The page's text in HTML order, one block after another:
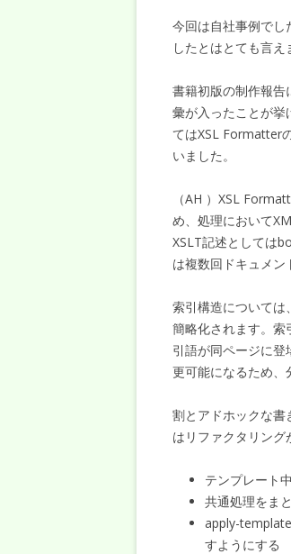
今回は自社事例でし
したとはとても言え
書籍初版の制作報
彙が入ったことが
てはXSL Formatter
いました。
（AH ）XSL
め、処理において
XSLT記述としては
は複数回ドキュメン
索引構造については
簡略化されます。索
引語が同ページに
更可能になるため、
割とアドホックな書
はリファクタリング
テンプレート
共通処理をまと
apply-
すようにする